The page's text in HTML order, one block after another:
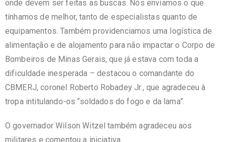
onde devem ser feitas as buscas. Nós enviamos o que
tínhamos de melhor, tanto de especialistas quanto de
equipamentos. Também providenciamos uma logística de
alimentação e de alojamento para não impactar o Corpo de
Bombeiros de Minas Gerais, que já estava com toda a
dificuldade inesperada – destacou o comandante do
CBMERJ, coronel Roberto Robadey Jr., que agradeceu à
tropa intitulando-os “soldados do fogo e da lama”.
O governador Wilson Witzel também agradeceu aos
militares e comentou a iniciativa.